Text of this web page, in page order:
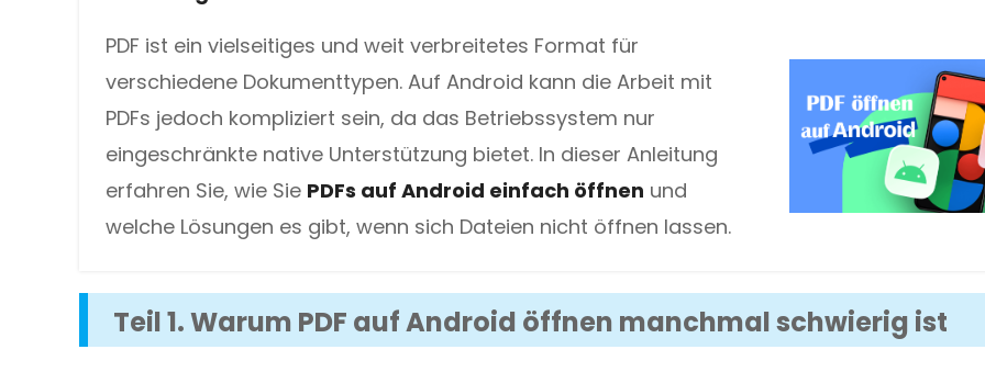
DWG in PDF
JPG in PDF
PNG in PDF
HEIC in PDF
Alle Online-Tools>>
SchützenPDF ist ein vielseitiges und weit verbreitetes Format für
verschiedene Dokumenttypen. Auf Android kann die Arbeit mit
PDFs jedoch kompliziert sein, da das Betriebssystem nur
eingeschränkte native Unterstützung bietet. In dieser Anleitung
erfahren Sie, wie Sie PDFs auf Android einfach öffnen und
welche Lösungen es gibt, wenn sich Dateien nicht öffnen lassen.
Teil 1. Warum PDF auf Android öffnen manchmal schwierig ist